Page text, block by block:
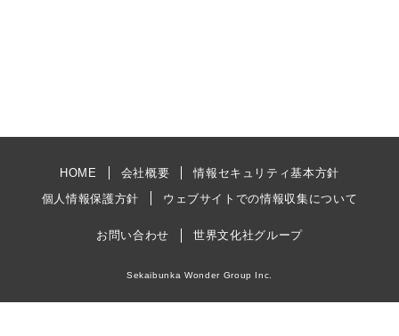
HOME 会社概要
情報セキュリティ基本方針
個人情報保護方針
ウェブサイトでの情報収集について
お問い合わせ 世界文化社グループ
Sekaibunka Wonder Group Inc.